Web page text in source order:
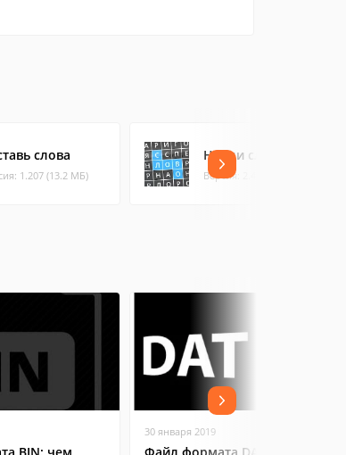
слова
1.207 (13.2 МБ)
Найди слова
Версия: 2.48 (10.97 МБ)
30 января 2019